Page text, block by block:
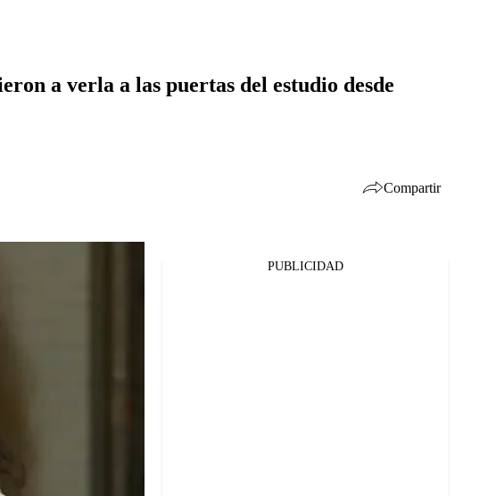
a verla a las puertas del estudio desde
Compartir
PUBLICIDAD